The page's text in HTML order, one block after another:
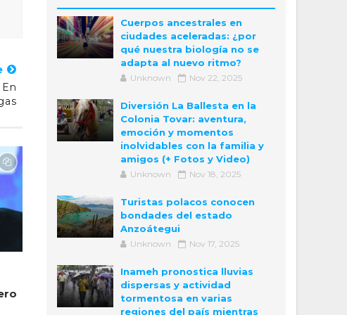
Cuerpos ancestrales en
ciudades aceleradas: ¿por
qué nuestra biología no se
adapta al nuevo ritmo?
Unknown Nov 22, 2025
Diversión La Ballesta en la
Colonia Tovar: aventura,
emoción y momentos
inolvidables con la familia y
amigos (+ Fotos y Video)
Unknown Nov 18, 2025
Turistas polacos conocen
bondades del estado
Anzoátegui
Unknown Nov 17, 2025
Inameh pronostica lluvias
dispersas y actividad
tormentosa en varias
regiones del país mientras